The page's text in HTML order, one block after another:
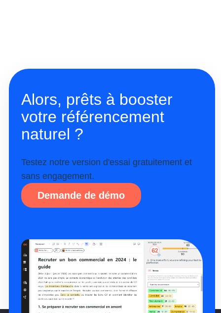
Alors, prêts à booster
votre référencement
naturel ?
Testez notre version d'essai gratuitement et
sans engagement.
Demande de démo